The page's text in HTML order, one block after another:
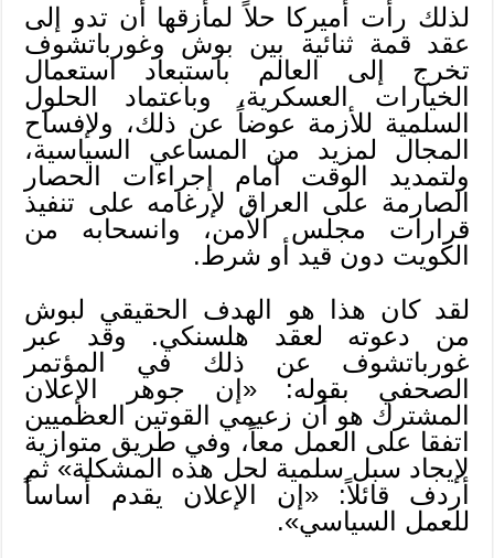
لذلك رأت أميركا حلاً لمأزقها أن تدو إلى
عقد قمة ثنائية بين بوش وغورباتشوف
تخرج إلى العالم باستبعاد استعمال
الخيارات العسكرية، وباعتماد الحلول
السلمية للأزمة عوضاً عن ذلك، ولإفساح
المجال لمزيد من المساعي السياسية،
ولتمديد الوقت أمام إجراءات الحصار
الصارمة على العراق لإرغامه على تنفيذ
قرارات مجلس الأمن، وانسحابه من
الكويت دون قيد أو شرط.
لقد كان هذا هو الهدف الحقيقي لبوش
من دعوته لعقد هلسنكي. وقد عبر
غورباتشوف عن ذلك في المؤتمر
الصحفي بقوله: «إن جوهر الإعلان
المشترك هو أن زعيمي القوتين العظميين
اتفقا على العمل معاً، وفي طريق متوازية
لإيجاد سبل سلمية لحل هذه المشكلة» ثم
أردف قائلاً: «إن الإعلان يقدم أساساً
للعمل السياسي».